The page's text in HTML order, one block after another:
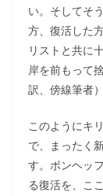
い。そしてそ
方、復活した
リストと共に
岸を前もって
訳、傍線筆者）
このようにキ
で、まったく
す。ボンヘッ
る復活を、こ